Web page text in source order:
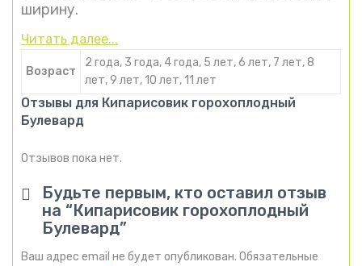
ширину.
Читать далее...
Возраст
2 года, 3 года, 4 года, 5 лет, 6 лет, 7 лет, 8
лет, 9 лет, 10 лет, 11 лет
Отзывы для Кипарисовик горохоплодный
Булевард
Отзывов пока нет.
Будьте первым, кто оставил отзыв
на “Кипарисовик горохоплодный
Булевард”
Ваш адрес email не будет опубликован. Обязательные